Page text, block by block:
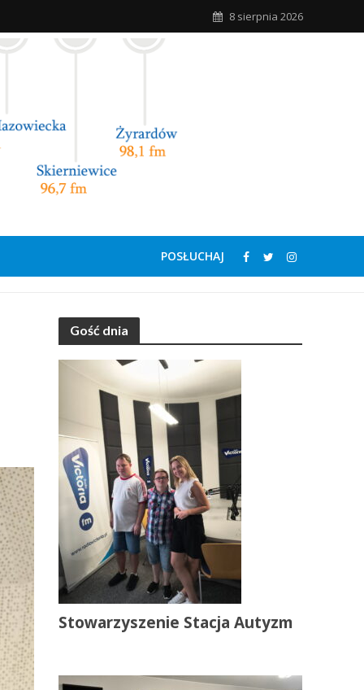
8 sierpnia 2026
POSŁUCHAJ
Gość dnia
Stowarzyszenie Stacja Autyzm